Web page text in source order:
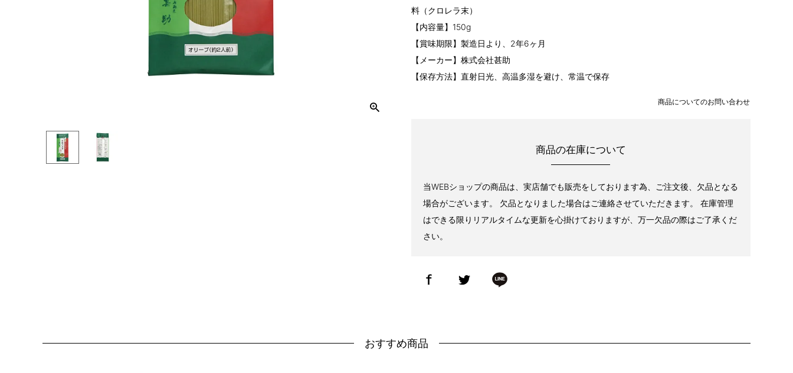
料（クロレラ末）
【内容量】150g
【賞味期限】製造日より、2年6ヶ月
【メーカー】株式会社甚助
【保存方法】直射日光、高温多湿を避け、常温で保存
商品についてのお問い合わせ
商品の在庫について
当WEBショップの商品は、実店舗でも販売をしております為、ご注文後、欠品となる
場合がございます。 欠品となりました場合はご連絡させていただきます。 在庫管理
はできる限りリアルタイムな更新を心掛けておりますが、万一欠品の際はご了承くだ
さい。
おすすめ商品